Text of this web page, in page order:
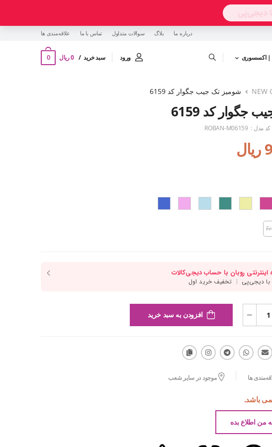
درباره ما بلاگ سوالات متداول تماس با ما ‌علاقه‌مندی ها
| اکسسوری ورود سبد خرید 0 ریال 0
NEW شومیز تک جیب جگوار کد 6159
کد 6159
کد مدل : ROBAN-M06159
افزودن به سبد خرید
ها موجود در سایر شعب
باشد.
من اطلاع بده